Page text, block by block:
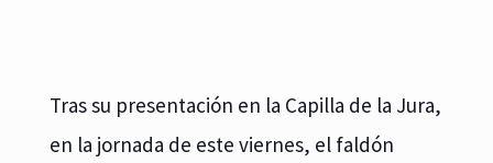
Tras su presentación en la Capilla de la Jura,
en la jornada de este viernes, el faldón